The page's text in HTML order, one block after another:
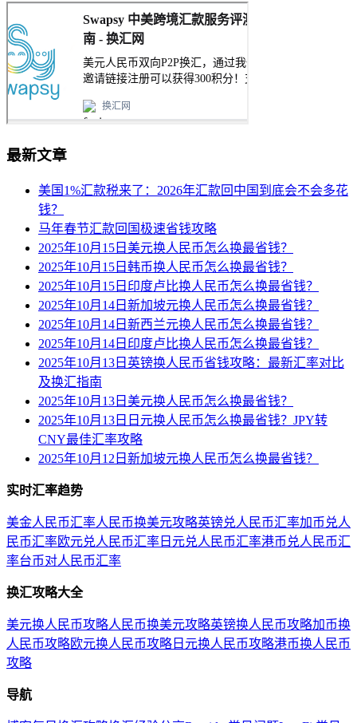
最新文章
美国1%汇款税来了：2026年汇款回中国到底会不会多花
钱？
马年春节汇款回国极速省钱攻略
2025年10月15日美元换人民币怎么换最省钱？
2025年10月15日韩币换人民币怎么换最省钱？
2025年10月15日印度卢比换人民币怎么换最省钱？
2025年10月14日新加坡元换人民币怎么换最省钱？
2025年10月14日新西兰元换人民币怎么换最省钱？
2025年10月14日印度卢比换人民币怎么换最省钱？
2025年10月13日英镑换人民币省钱攻略：最新汇率对比
及换汇指南
2025年10月13日美元换人民币怎么换最省钱？
2025年10月13日日元换人民币怎么换最省钱？JPY转
CNY最佳汇率攻略
2025年10月12日新加坡元换人民币怎么换最省钱？
实时汇率趋势
美金人民币汇率人民币换美元攻略英镑兑人民币汇率加币兑人
民币汇率欧元兑人民币汇率 日元兑人民币汇率港币兑人民币汇
率台币对人民币汇率
换汇攻略大全
美元换人民币攻略人民币换美元攻略英镑换人民币攻略加币换
人民币攻略欧元换人民币攻略 日元换人民币攻略港币换人民币
攻略
导航